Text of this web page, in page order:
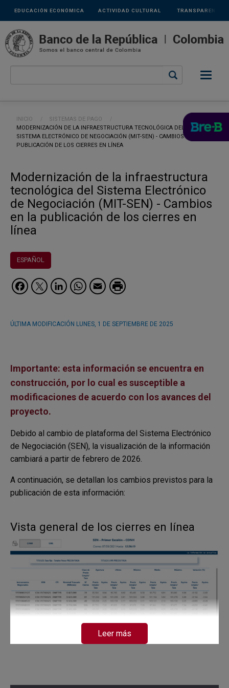
Pasar al contenido principal
Links
secundarios
ACTIVIDAD CULTURAL
EDUCACIÓN ECONÓMICA TRANSPARENCIA
Ruta de navegación
INICIO
SISTEMAS DE PAGO
CURRENT:
MODERNIZACIÓN DE LA INFRAESTRUCTURA TECNOLÓGICA DEL
SISTEMA ELECTRÓNICO DE NEGOCIACIÓN (MIT-SEN) - CAMBIOS EN LA
PUBLICACIÓN DE LOS CIERRES EN LÍNEA
Modernización de la infraestructura
tecnológica del Sistema Electrónico
de Negociación (MIT-SEN) - Cambios
en la publicación de los cierres en
línea
ESPAÑOL
Facebook
Twitter
LinkedIn
WhatsApp
Email
ÚLTIMA MODIFICACIÓN LUNES, 1 DE SEPTIEMBRE DE 2025
Importante: esta información se encuentra en
construcción, por lo cual es susceptible a
modificaciones de acuerdo con los avances del
proyecto.
Debido al cambio de plataforma del Sistema Electrónico
de Negociación (SEN), la visualización de la información
cambiará a partir de febrero de 2026.
A continuación, se detallan los cambios previstos para la
publicación de esta información:
Vista general de los cierres en línea
Leer más